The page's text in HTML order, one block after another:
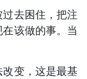
去困住，把注
该做的事。当
变，这是最基